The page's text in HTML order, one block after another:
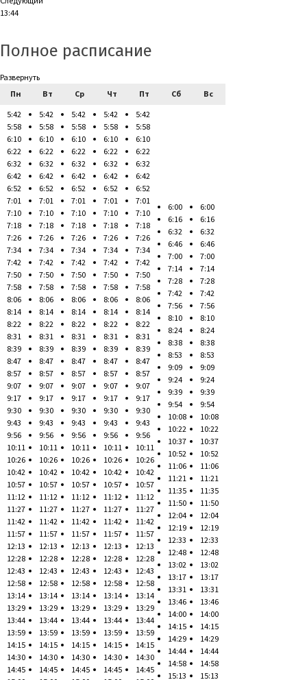
13:44
Полное расписание
Развернуть
Пн
Вт Ср Чт Пт Сб
Вс
5:42
5:58
6:10
6:22
6:32
6:42
6:52
7:01
7:10
7:18
7:26
7:34
7:42
7:50
7:58
8:06
8:14
8:22
8:31
8:39
8:47
8:57
9:07
9:17
9:30
9:43
9:56
10:11
10:26
10:42
10:57
11:12
11:27
11:42
11:57
12:13
12:28
12:43
12:58
13:14
13:29
13:44
13:59
14:15
14:30
14:45
5:42
5:58
6:10
6:22
6:32
6:42
6:52
7:01
7:10
7:18
7:26
7:34
7:42
7:50
7:58
8:06
8:14
8:22
8:31
8:39
8:47
8:57
9:07
9:17
9:30
9:43
9:56
10:11
10:26
10:42
10:57
11:12
11:27
11:42
11:57
12:13
12:28
12:43
12:58
13:14
13:29
13:44
13:59
14:15
14:30
14:45
5:42
5:58
6:10
6:22
6:32
6:42
6:52
7:01
7:10
7:18
7:26
7:34
7:42
7:50
7:58
8:06
8:14
8:22
8:31
8:39
8:47
8:57
9:07
9:17
9:30
9:43
9:56
10:11
10:26
10:42
10:57
11:12
11:27
11:42
11:57
12:13
12:28
12:43
12:58
13:14
13:29
13:44
13:59
14:15
14:30
14:45
5:42
5:58
6:10
6:22
6:32
6:42
6:52
7:01
7:10
7:18
7:26
7:34
7:42
7:50
7:58
8:06
8:14
8:22
8:31
8:39
8:47
8:57
9:07
9:17
9:30
9:43
9:56
10:11
10:26
10:42
10:57
11:12
11:27
11:42
11:57
12:13
12:28
12:43
12:58
13:14
13:29
13:44
13:59
14:15
14:30
14:45
5:42
5:58
6:10
6:22
6:32
6:42
6:52
7:01
7:10
7:18
7:26
7:34
7:42
7:50
7:58
8:06
8:14
8:22
8:31
8:39
8:47
8:57
9:07
9:17
9:30
9:43
9:56
10:11
10:26
10:42
10:57
11:12
11:27
11:42
11:57
12:13
12:28
12:43
12:58
13:14
13:29
13:44
13:59
14:15
14:30
14:45
6:00
6:16
6:32
6:46
7:00
7:14
7:28
7:42
7:56
8:10
8:24
8:38
8:53
9:09
9:24
9:39
9:54
10:08
10:22
10:37
10:52
11:06
11:21
11:35
11:50
12:04
12:19
12:33
12:48
13:02
13:17
13:31
13:46
14:00
14:15
14:29
14:44
14:58
15:13
6:00
6:16
6:32
6:46
7:00
7:14
7:28
7:42
7:56
8:10
8:24
8:38
8:53
9:09
9:24
9:39
9:54
10:08
10:22
10:37
10:52
11:06
11:21
11:35
11:50
12:04
12:19
12:33
12:48
13:02
13:17
13:31
13:46
14:00
14:15
14:29
14:44
14:58
15:13